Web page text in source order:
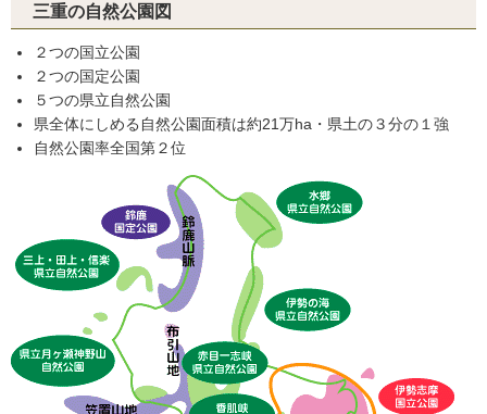
三重の自然公園図
２つの国立公園
２つの国定公園
５つの県立自然公園
県全体にしめる自然公園面積は約21万ha・県土の３分の１強
自然公園率全国第２位